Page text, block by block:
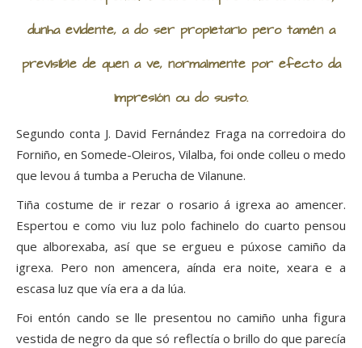
dunha evidente, a do ser propietario pero tamén a
previsible de quen a ve, normalmente por efecto da
impresión ou do susto.
Segundo conta J. David Fernández Fraga na corredoira do
Forniño, en Somede-Oleiros, Vilalba, foi onde colleu o medo
que levou á tumba a Perucha de Vilanune.
Tiña costume de ir rezar o rosario á igrexa ao amencer.
Espertou e como viu luz polo fachinelo do cuarto pensou
que alborexaba, así que se ergueu e púxose camiño da
igrexa. Pero non amencera, aínda era noite, xeara e a
escasa luz que vía era a da lúa.
Foi entón cando se lle presentou no camiño unha figura
vestida de negro da que só reflectía o brillo do que parecía